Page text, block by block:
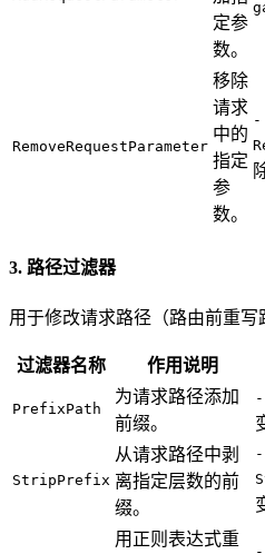
定参
数。
RemoveRequestParameter
移除
请求
中的
指定
参
数。
-
3. 路径过滤器
用于修改请求路径（路由前重写
过滤器名称 作用说明
PrefixPath
为请求路径添加
前缀。
StripPrefix
从请求路径中剥
离指定层数的前
缀。
-
用正则表达式重